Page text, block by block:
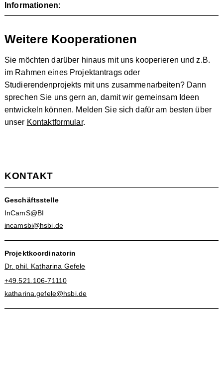
Informationen:
Weitere Kooperationen
Sie möchten darüber hinaus mit uns kooperieren und z.B.
im Rahmen eines Projektantrags oder
Studierendenprojekts mit uns zusammenarbeiten? Dann
sprechen Sie uns gern an, damit wir gemeinsam Ideen
entwickeln können. Melden Sie sich dafür am besten über
unser Kontaktformular.
KONTAKT
Geschäftsstelle
InCamS@BI
incamsbi@hsbi.de
Projektkoordinatorin
Dr. phil. Katharina Gefele
+49.521.106-71110
katharina.gefele@hsbi.de